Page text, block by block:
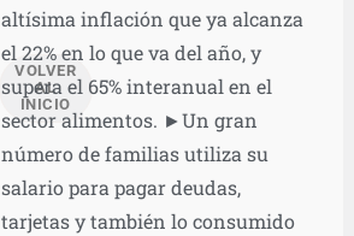
VOLVER
AL
INICIO
altísima inflación que ya alcanza
el 22% en lo que va del año, y
supera el 65% interanual en el
sector alimentos. ►Un gran
número de familias utiliza su
salario para pagar deudas,
tarjetas y también lo consumido